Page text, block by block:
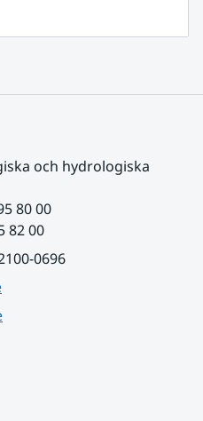
och hydrologiska
80 00
82 00
0696